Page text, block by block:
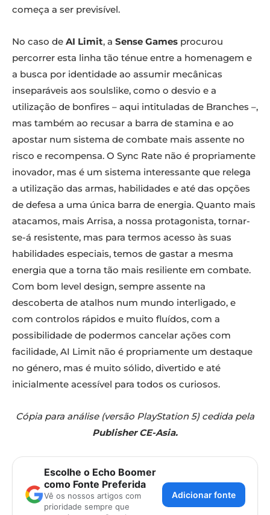
começa a ser previsível.
No caso de AI Limit, a Sense Games procurou
percorrer esta linha tão ténue entre a homenagem e
a busca por identidade ao assumir mecânicas
inseparáveis aos soulslike, como o desvio e a
utilização de bonfires – aqui intituladas de Branches –,
mas também ao recusar a barra de stamina e ao
apostar num sistema de combate mais assente no
risco e recompensa. O Sync Rate não é propriamente
inovador, mas é um sistema interessante que relega
a utilização das armas, habilidades e até das opções
de defesa a uma única barra de energia. Quanto mais
atacamos, mais Arrisa, a nossa protagonista, tornar-
se-á resistente, mas para termos acesso às suas
habilidades especiais, temos de gastar a mesma
energia que a torna tão mais resiliente em combate.
Com bom level design, sempre assente na
descoberta de atalhos num mundo interligado, e
com controlos rápidos e muito fluídos, com a
possibilidade de podermos cancelar ações com
facilidade, AI Limit não é propriamente um destaque
no género, mas é muito sólido, divertido e até
inicialmente acessível para todos os curiosos.
Cópia para análise (versão PlayStation 5) cedida pela
Publisher CE-Asia.
Escolhe o Echo Boomer
como Fonte Preferida
Vê os nossos artigos com
prioridade sempre que
Adicionar fonte